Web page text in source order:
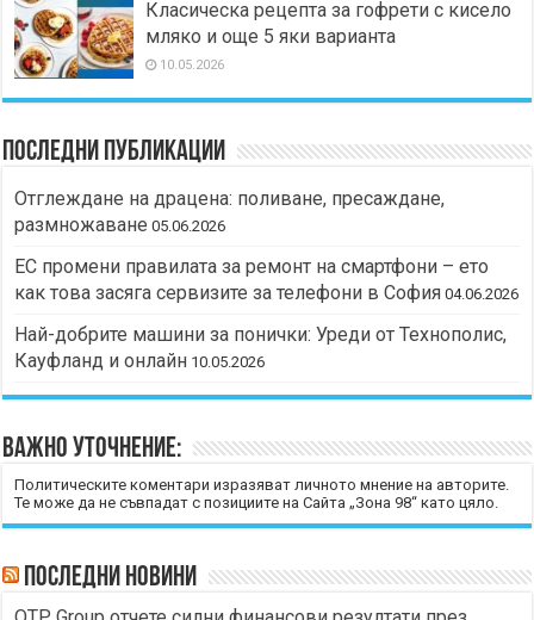
Класическа рецепта за гофрети с кисело
мляко и още 5 яки варианта
10.05.2026
Последни публикации
Отглеждане на драцена: поливане, пресаждане,
размножаване 05.06.2026
ЕС промени правилата за ремонт на смартфони – ето
как това засяга сервизите за телефони в София 04.06.2026
Най-добрите машини за понички: Уреди от Технополис,
Кауфланд и онлайн 10.05.2026
Важно уточнение:
Политическите коментари изразяват личното мнение на авторите.
Те може да не съвпадат с позициите на Сайта „Зона 98“ като цяло.
Последни новини